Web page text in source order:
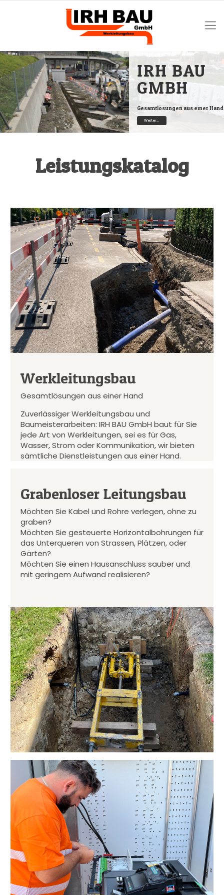
IRH BAU
GMBH
Gesamtlösungen aus einer
Weiter...
Leistungskatalog
Werkleitungsbau
Gesamtlösungen aus einer Hand
Zuverlässiger Werkleitungsbau und
Baumeisterarbeiten: IRH BAU GmbH baut für Sie
jede Art von Werkleitungen, sei es für Gas,
Wasser, Strom oder Kommunikation, wir bieten
sämtliche Dienstleistungen aus einer Hand.
Grabenloser Leitungsbau
Möchten Sie Kabel und Rohre verlegen, ohne zu
graben?
Möchten Sie gesteuerte Horizontalbohrungen für
das Unterqueren von Strassen, Plätzen, oder
Gärten?
Möchten Sie einen Hausanschluss sauber und
mit geringem Aufwand realisieren?